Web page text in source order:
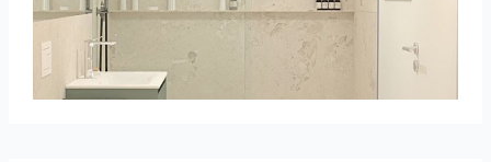
Bild__1